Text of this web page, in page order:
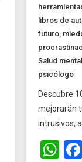
libros de
futuro,
Salud mental
psicólogo
Descubre
mejorarán
intrusivos,